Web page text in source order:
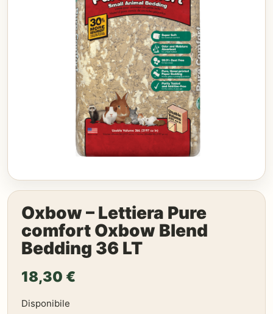
Oxbow – Lettiera Pure
comfort Oxbow Blend
Bedding 36 LT
18,30 €
Disponibile